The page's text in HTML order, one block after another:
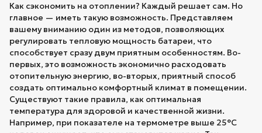
Как сэкономить на отоплении? Каждый решает сам. Но
главное — иметь такую возможность. Представляем
вашему вниманию один из методов, позволяющих
регулировать тепловую мощность батареи, что
способствует сразу двум приятным особенностям. Во-
первых, это возможность экономично расходовать
отопительную энергию, во-вторых, приятный способ
создать оптимально комфортный климат в помещении.
Существуют такие правила, как оптимальная
температура для здоровой и качественной жизни.
Например, при показателе на термометре выше 25°С